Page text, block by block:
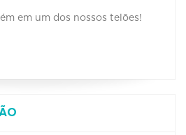
em um dos nossos telões!